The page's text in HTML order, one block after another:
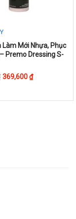
Làm Mới Nhựa, Phục
Premo Dressing S-
369,600₫